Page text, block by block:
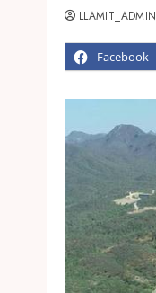
Facebook
LLAMIT_ADMIN